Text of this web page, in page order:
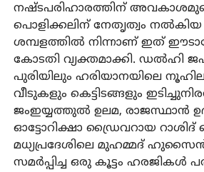
നഷ്ടപരിഹാരത്തിന്
പൊളിക്കലിന് നേതൃത്വം നല്‍കിയ
ശമ്പളത്തില്‍ നിന്നാണ് ഇത്
കോടതി വ്യക്തമാക്കി. ഡല്‍ഹി
പുരിയിലും ഹരിയാനയിലെ
വീടുകളും കെട്ടിടങ്ങളും
ജംഇയ്യത്തുല്‍ ഉലമ, രാജസ്ഥാന്‍
ഓട്ടോറിക്ഷാ ഡ്രൈവറായ റാശിദ്
മധ്യപ്രദേശിലെ മുഹമ്മദ്
സമര്‍പ്പിച്ച ഒരു കൂട്ടം ഹരജികള്‍